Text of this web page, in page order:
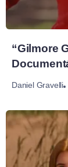
“Gilmore
Daniel Gravelli